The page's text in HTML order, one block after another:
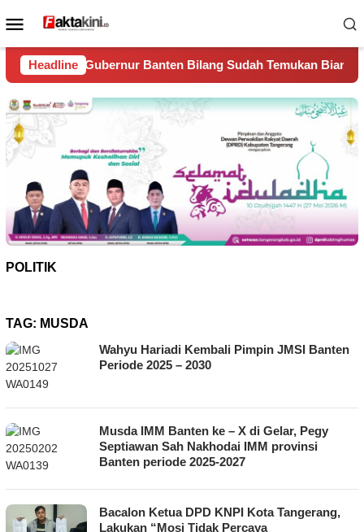
ke
Menu
Mobile
Headline
Bilang Sudah Temukan Biang Kerok Sungai Cisadane
POLITIK
TAG: MUSDA
Wahyu Hariadi Kembali Pimpin JMSI Banten
Periode 2025 – 2030
Musda IMM Banten ke – X di Gelar, Pegy
Septiawan Sah Nakhodai IMM provinsi
Banten periode 2025-2027
Bacalon Ketua DPD KNPI Kota Tangerang,
Lakukan “Mosi Tidak Percaya